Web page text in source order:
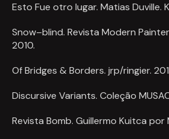
Esto Fue otro lugar. Matias Duville.
Snow–blind. Revista Modern
2010.
Of Bridges & Borders. jrp/ringier.
Discursive Variants. Coleção
Revista Bomb. Guillermo Kuitca por